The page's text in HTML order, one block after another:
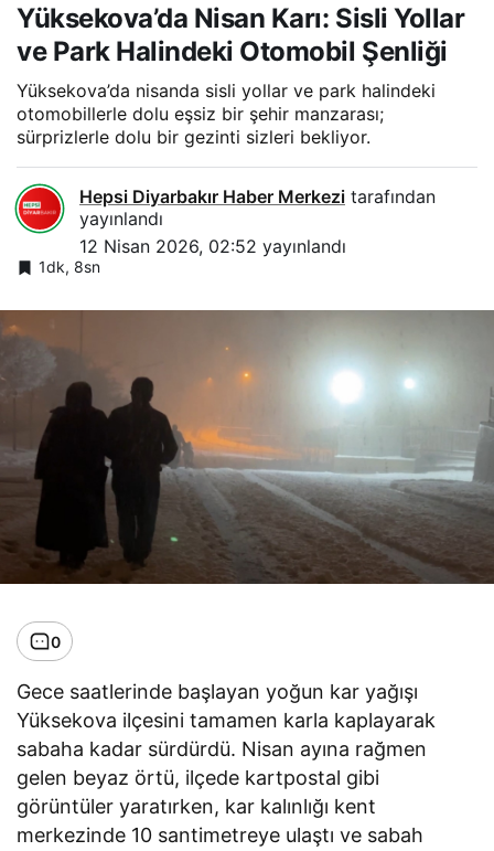
Yüksekova’da Nisan Karı: Sisli Yollar
ve Park Halindeki Otomobil Şenliği
Yüksekova’da nisanda sisli yollar ve park halindeki
otomobillerle dolu eşsiz bir şehir manzarası;
sürprizlerle dolu bir gezinti sizleri bekliyor.
Hepsi Diyarbakır Haber Merkezi tarafından
yayınlandı
12 Nisan 2026, 02:52 yayınlandı
1dk, 8sn
0
Gece saatlerinde başlayan yoğun kar yağışı
Yüksekova ilçesini tamamen karla kaplayarak
sabaha kadar sürdürdü. Nisan ayına rağmen
gelen beyaz örtü, ilçede kartpostal gibi
görüntüler yaratırken, kar kalınlığı kent
merkezinde 10 santimetreye ulaştı ve sabah